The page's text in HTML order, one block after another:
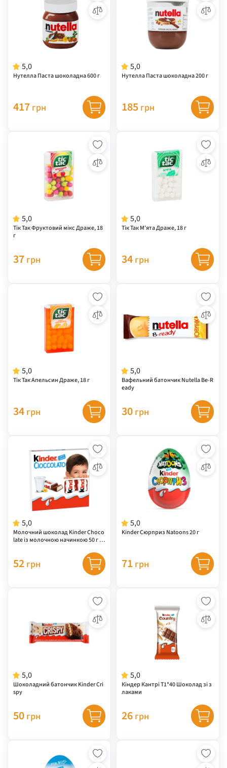
5,0
Нутелла Паста шоколадна 600 г
417 грн
5,0
Нутелла Паста шоколадна 200 г
185 грн
5,0
Тік Так Фруктовий мікс Драже, 18
г
37 грн
5,0
Тік Так М'ята Драже, 18 г
34 грн
5,0
Тік Так Апельсин Драже, 18 г
34 грн
5,0
Вафельний батончик Nutella Be-R
eady
30 грн
5,0
Молочний шоколад Kinder Choco
late із молочною начинкою 50 г (4
52 грн
5,0
Kinder Сюрприз Natoons 20 г
71 грн
5,0
Шоколадний батончик Kinder Cri
spy
50 грн
5,0
Кіндер Кантрі Т1*40 Шоколад зі з
лаками
26 грн